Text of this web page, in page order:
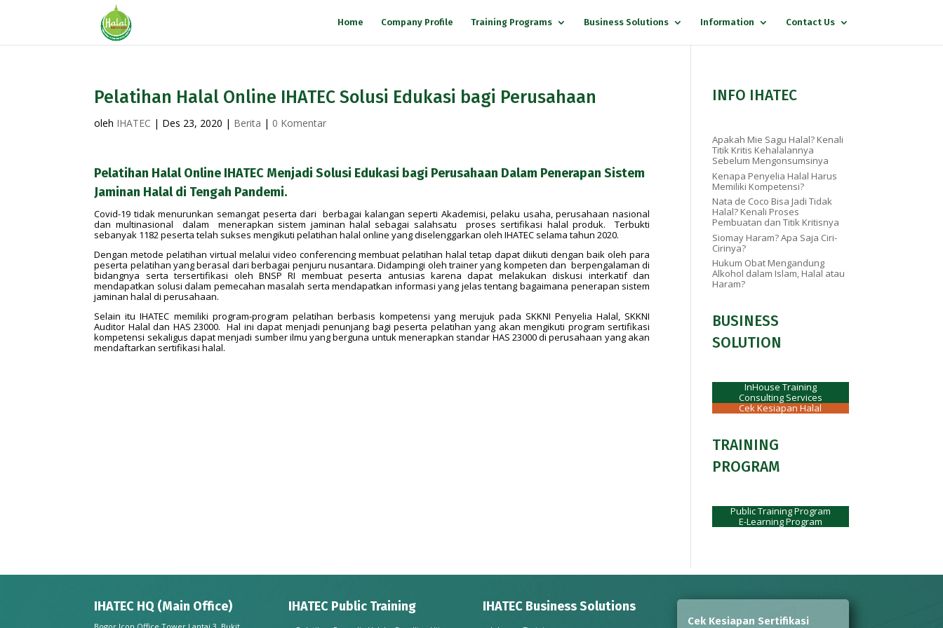
Home Company Profile Training Programs Business Solutions Information Contact Us
Pelatihan Halal Online IHATEC Solusi Edukasi bagi Perusahaan
oleh IHATEC | Des 23, 2020 | Berita | 0 Komentar
Pelatihan Halal Online IHATEC Menjadi Solusi Edukasi bagi Perusahaan Dalam Penerapan Sistem
Jaminan Halal di Tengah Pandemi.
Covid-19 tidak menurunkan semangat peserta dari berbagai kalangan seperti Akademisi, pelaku usaha, perusahaan nasional
dan multinasional dalam menerapkan sistem jaminan halal sebagai salahsatu proses sertifikasi halal produk. Terbukti
sebanyak 1182 peserta telah sukses mengikuti pelatihan halal online yang diselenggarkan oleh IHATEC selama tahun 2020.
Dengan metode pelatihan virtual melalui video conferencing membuat pelatihan halal tetap dapat diikuti dengan baik oleh para
peserta pelatihan yang berasal dari berbagai penjuru nusantara. Didampingi oleh trainer yang kompeten dan berpengalaman di
bidangnya serta tersertifikasi oleh BNSP RI membuat peserta antusias karena dapat melakukan diskusi interkatif dan
mendapatkan solusi dalam pemecahan masalah serta mendapatkan informasi yang jelas tentang bagaimana penerapan sistem
jaminan halal di perusahaan.
Selain itu IHATEC memiliki program-program pelatihan berbasis kompetensi yang merujuk pada SKKNI Penyelia Halal, SKKNI
Auditor Halal dan HAS 23000. Hal ini dapat menjadi penunjang bagi peserta pelatihan yang akan mengikuti program sertifikasi
kompetensi sekaligus dapat menjadi sumber ilmu yang berguna untuk menerapkan standar HAS 23000 di perusahaan yang akan
mendaftarkan sertifikasi halal.
INFO IHATEC
Apakah Mie Sagu Halal? Kenali
Titik Kritis Kehalalannya
Sebelum Mengonsumsinya
Kenapa Penyelia Halal Harus
Memiliki Kompetensi?
Nata de Coco Bisa Jadi Tidak
Halal? Kenali Proses
Pembuatan dan Titik Kritisnya
Siomay Haram? Apa Saja Ciri-
Cirinya?
Hukum Obat Mengandung
Alkohol dalam Islam, Halal atau
Haram?
BUSINESS
SOLUTION
InHouse Training
Consulting Services
Cek Kesiapan Halal
TRAINING
PROGRAM
Public Training Program
E-Learning Program
IHATEC HQ (Main Office) IHATEC Public Training IHATEC Business Solutions
Cek Kesiapan Sertifikasi